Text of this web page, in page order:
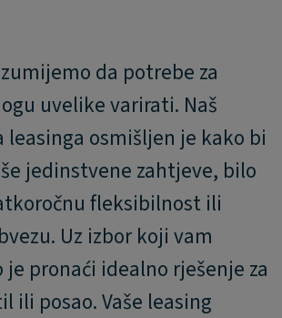
da potrebe za
uvelike varirati. Naš
leasinga osmišljen je kako bi
jedinstvene zahtjeve, bilo
fleksibilnost ili
Uz izbor koji vam
pronaći idealno rješenje za
ili posao. Vaše leasing